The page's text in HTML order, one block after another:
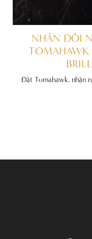
NHÂN
Đặt Tomahawk,